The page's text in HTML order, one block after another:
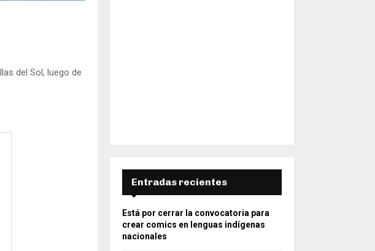
del Sol, luego de
Entradas recientes
Está por cerrar la convocatoria para
crear comics en lenguas indígenas
nacionales